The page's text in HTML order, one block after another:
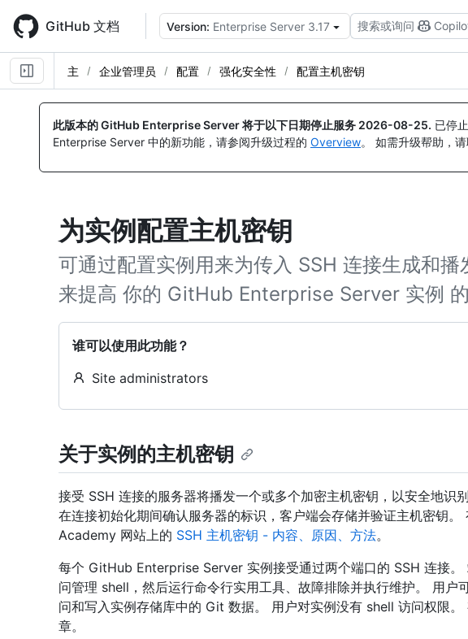
main
content
GitHub 文档 Version: Enterprise Server 3.17 搜索或询问
主 企业管理员 配置 强化安全性 配置主机密钥
此版本的 GitHub Enterprise Server 将于以下日期停止服务 2026-08-25. 已停
Enterprise Server 中的新功能，请参阅升级过程的 Overview。 如需升级帮助，
为实例配置主机密钥
可通过配置实例用来为传入 SSH 连接生成和播
来提高 你的 GitHub Enterprise Server 实例 的
谁可以使用此功能？
Site administrators
关于实例的主机密钥
接受 SSH 连接的服务器将播发一个或多个加密主机密钥，以安全地识
在连接初始化期间确认服务器的标识，客户端会存储并验证主机密钥。
Academy 网站上的 SSH 主机密钥 - 内容、原因、方法。
每个 GitHub Enterprise Server 实例接受通过两个端口的 SSH 连接。
问管理 shell，然后运行命令行实用工具、故障排除并执行维护。 用户
问和写入实例存储库中的 Git 数据。 用户对实例没有 shell 访问权限
章。